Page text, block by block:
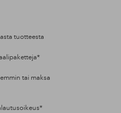
tuotteesta
tai maksa